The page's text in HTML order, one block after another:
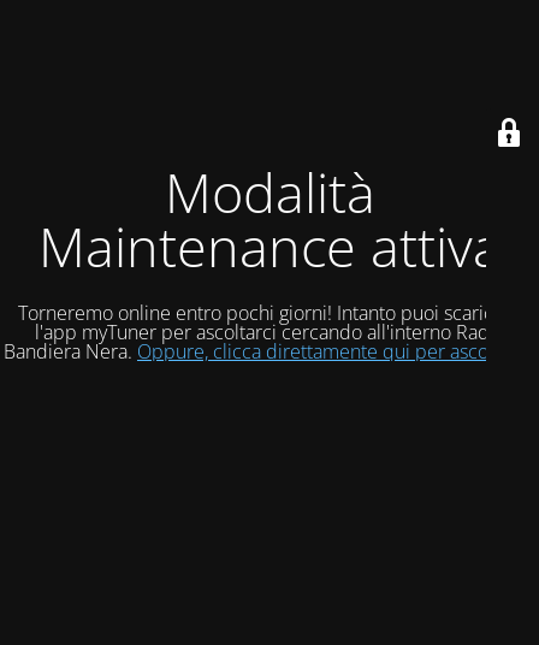
Modalità
Maintenance attiva
Torneremo online entro pochi giorni! Intanto puoi scaricare
l'app myTuner per ascoltarci cercando all'interno Radio
Bandiera Nera. Oppure, clicca direttamente qui per ascoltarci!